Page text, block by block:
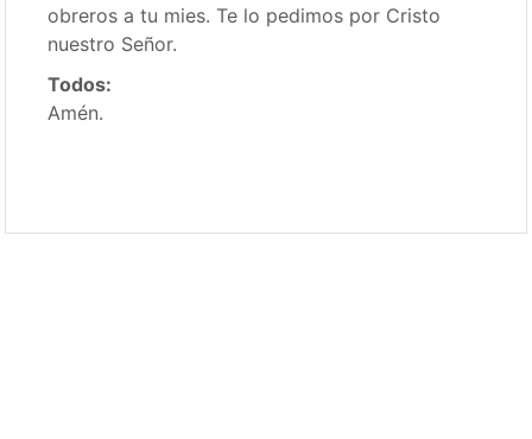
obreros a tu mies. Te lo pedimos por Cristo
nuestro Señor.
Todos:
Amén.